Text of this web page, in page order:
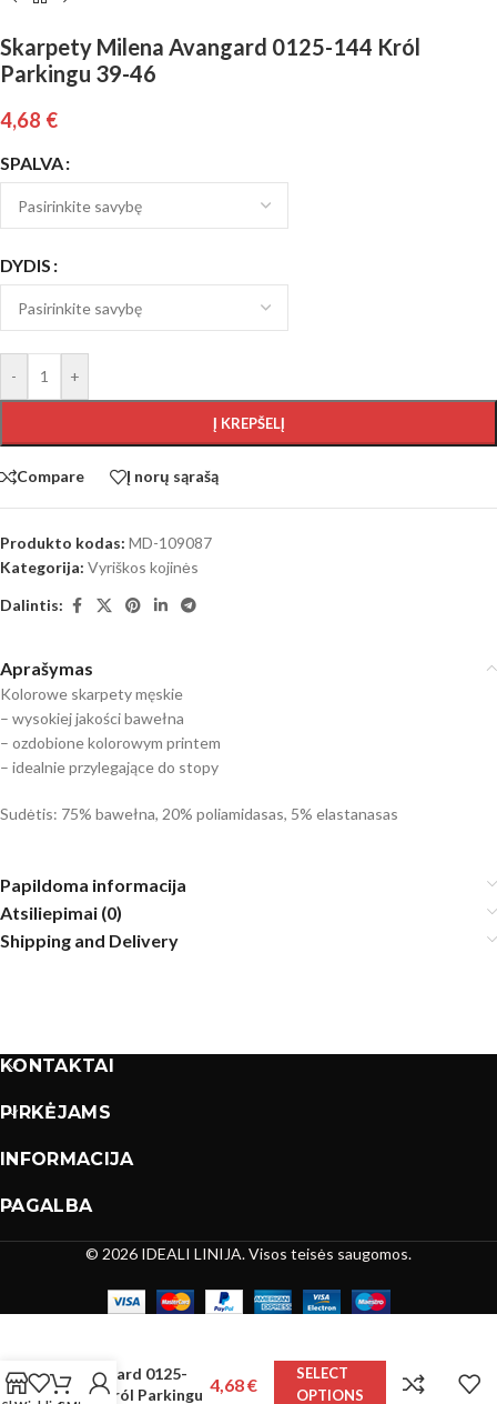
Skarpety Milena Avangard 0125-144 Król
Parkingu 39-46
4,68 €
SPALVA
DYDIS
- +
Į KREPŠELĮ
Compare Į norų sąrašą
Produkto kodas: MD-109087
Kategorija: Vyriškos kojinės
Dalintis:
Aprašymas
Kolorowe skarpety męskie
– wysokiej jakości bawełna
– ozdobione kolorowym printem
– idealnie przylegające do stopy
Sudėtis: 75% bawełna, 20% poliamidasas, 5% elastanasas
Papildoma informacija
Atsiliepimai (0)
Shipping and Delivery
KONTAKTAI
PIRKĖJAMS
INFORMACIJA
PAGALBA
© 2026 IDEALI LINIJA. Visos teisės saugomos.
Avangard 0125-
144 Król Parkingu 4,68€
SELECT
OPTIONS